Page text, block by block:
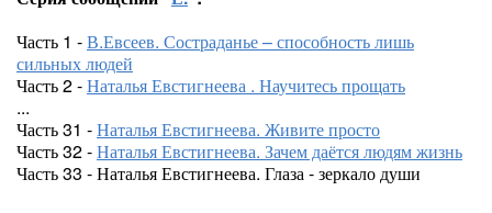
Часть 1 -В.Евсеев. Состраданье – способность лишь
сильных людей
Часть 2 -Наталья Евстигнеева . Научитесь прощать
...
Часть 31 -Наталья Евстигнеева. Живите просто
Часть 32 -Наталья Евстигнеева. Зачем даётся людям жизнь
Часть 33 - Наталья Евстигнеева. Глаза - зеркало души